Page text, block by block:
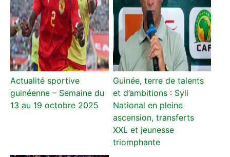
Actualité sportive
guinéenne – Semaine du
13 au 19 octobre 2025
Guinée, terre de talents
et d’ambitions : Syli
National en pleine
ascension, transferts
XXL et jeunesse
triomphante